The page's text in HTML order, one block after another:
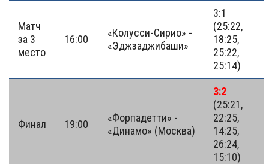
Матч
за 3
место
16:00
«Колусси-Сирио» -
«Эджзаджибаши»
3:1
(25:22,
18:25,
25:22,
25:14)
Финал 19:00
«Форпадетти» -
«Динамо» (Москва)
3:2
(25:21,
22:25,
14:25,
26:24,
15:10)